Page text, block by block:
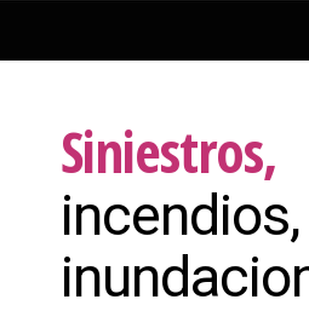
Siniestros,
incendios,